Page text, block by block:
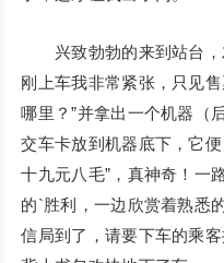
兴致勃勃的来到站台，
刚上车我非常紧张，只见
哪里？”并拿出一个机器（
交车卡放到机器底下，它
十九元八毛”，真神奇！一
的`胜利，一边欣赏着熟悉
信局到了，请要下车的乘